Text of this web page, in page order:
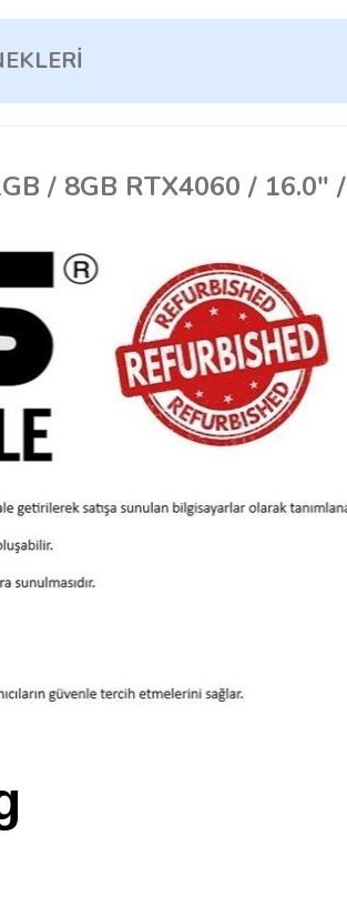
/ 8GB RTX4060 / 16.0" /